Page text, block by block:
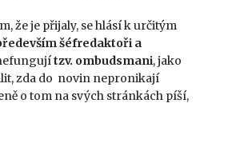
že je přijaly, se hlásí k určitým
šéfredaktoři a
tzv. ombudsmani, jako
zda do novin nepronikají
o tom na svých stránkách píší,